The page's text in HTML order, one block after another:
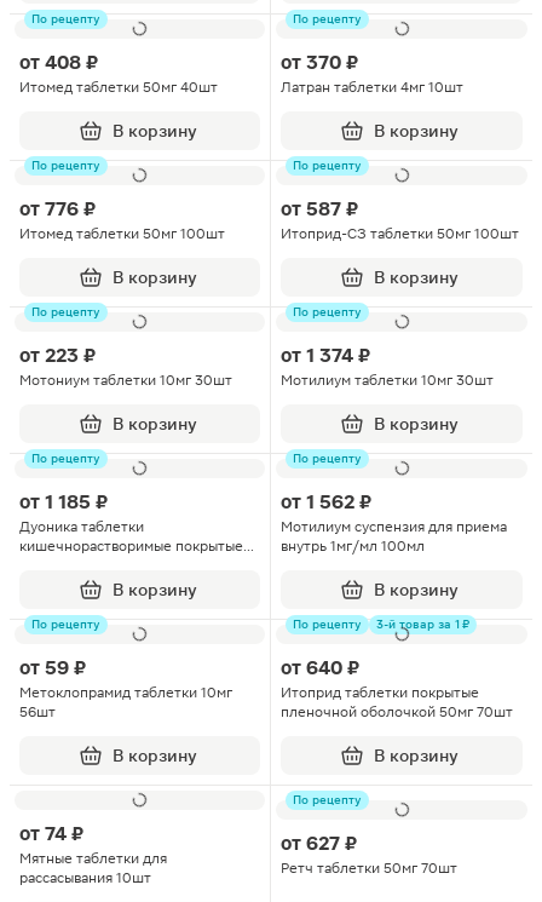
По рецепту
от 408 ₽
Итомед таблетки 50мг 40шт
В корзину
По рецепту
от 370 ₽
Латран таблетки 4мг 10шт
В корзину
По рецепту
от 776 ₽
Итомед таблетки 50мг 100шт
В корзину
По рецепту
от 587 ₽
Итоприд-СЗ таблетки 50мг 100шт
В корзину
По рецепту
от 223 ₽
Мотониум таблетки 10мг 30шт
В корзину
По рецепту
от 1 374 ₽
Мотилиум таблетки 10мг 30шт
В корзину
По рецепту
от 1 185 ₽
Дуоника таблетки
кишечнорастворимые покрытые
В корзину
По рецепту
от 1 562 ₽
Мотилиум суспензия для приема
внутрь 1мг/мл 100мл
В корзину
По рецепту
от 59 ₽
Метоклопрамид таблетки 10мг
56шт
В корзину
По рецепту 3-й товар за 1 ₽
от 640 ₽
Итоприд таблетки покрытые
пленочной оболочкой 50мг 70шт
В корзину
от 74 ₽
Мятные таблетки для
рассасывания 10шт
По рецепту
от 627 ₽
Ретч таблетки 50мг 70шт